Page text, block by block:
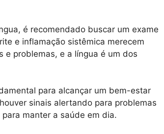
é recomendado buscar um exame
e inflamação sistêmica merecem
e problemas, e a língua é um dos
para alcançar um bem-estar
sinais alertando para problemas
manter a saúde em dia.